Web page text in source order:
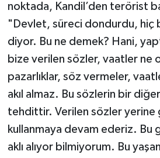
noktada, Kandil’den terörist
"Devlet, süreci dondurdu, hiç
diyor. Bu ne demek? Hani,
bize verilen sözler, vaatler ne
pazarlıklar, söz vermeler,
akıl almaz. Bu sözlerin bir
tehdittir. Verilen sözler yerine
kullanmaya devam ederiz. Bu
aklı alıyor bilmiyorum. Bu